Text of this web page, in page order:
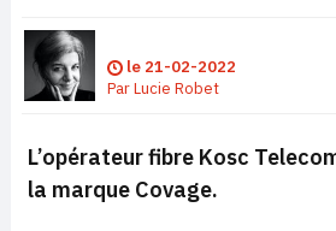
le 21-02-2022
ParLucie Robet
L’opérateur fibre Kosc
la marque Covage.